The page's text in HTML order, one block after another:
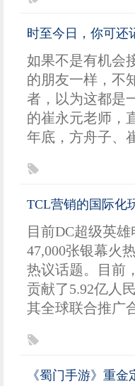
时至今日，你可还
如果不是有机会
的朋友一样，不
者，以为这都是
的崔永元老师，
年底，方舟子、
TCL营销的国际化
目前DC超级英
47,000张银幕火
热议话题。目前
贡献了5.92亿人
其全球联合推广
《蜀门手游》重